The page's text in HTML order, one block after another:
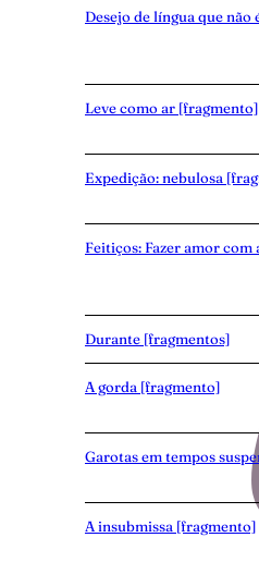
Desejo de língua que não
Leve como ar [fragmento]
Expedição: nebulosa
Feitiços: Fazer amor
Durante [fragmentos]
A gorda [fragmento]
Garotas em tempos
A insubmissa [fragmento]